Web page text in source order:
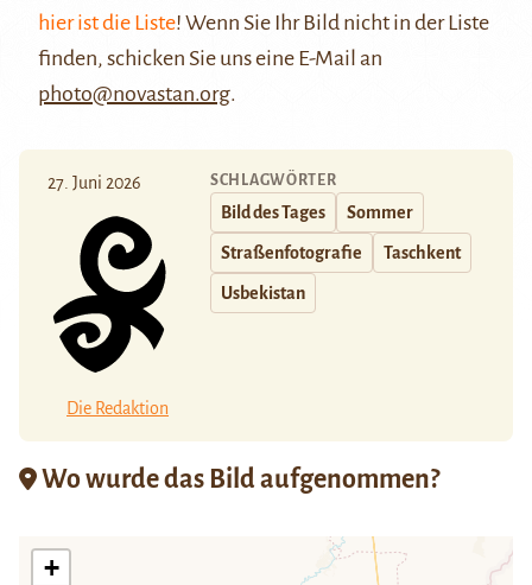
hier ist die Liste! Wenn Sie Ihr Bild nicht in der Liste
finden, schicken Sie uns eine E-Mail an
photo@novastan.org.
27. Juni 2026
Die Redaktion
SCHLAGWÖRTER
Bild des Tages Sommer
Straßenfotografie Taschkent
Usbekistan
Wo wurde das Bild aufgenommen?
+